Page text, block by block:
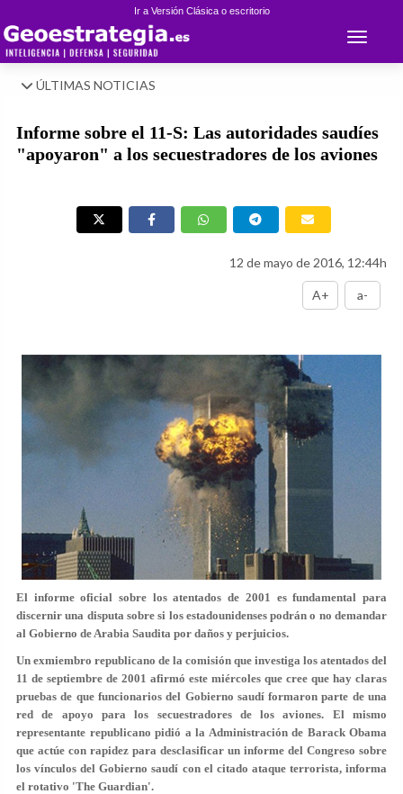
Ir a Versión Clásica o escritorio
Toggle
ÚLTIMAS NOTICIAS
Informe sobre el 11-S: Las autoridades saudíes
"apoyaron" a los secuestradores de los aviones
12 de mayo de 2016, 12:44h
A+ a-
El informe oficial sobre los atentados de 2001 es fundamental para
discernir una disputa sobre si los estadounidenses podrán o no demandar
al Gobierno de Arabia Saudita por daños y perjuicios.
Un exmiembro republicano de la comisión que investiga los atentados del
11 de septiembre de 2001 afirmó este miércoles que cree que hay claras
pruebas de que funcionarios del Gobierno saudí formaron parte de una
red de apoyo para los secuestradores de los aviones. El mismo
representante republicano pidió a la Administración de Barack Obama
que actúe con rapidez para desclasificar un informe del Congreso sobre
los vínculos del Gobierno saudí con el citado ataque terrorista, informa
el rotativo 'The Guardian'.